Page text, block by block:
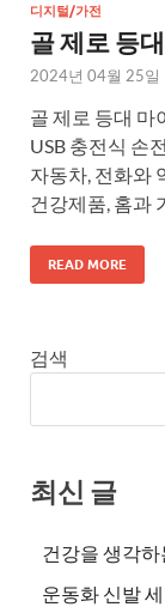
디지털/가전
골 제로 등
2024년 04월 25일
골 제로 등대 마
USB 충전식 손
자동차, 전화와
건강제품, 홈과
READ MORE
검색
최신 글
건강을 생각
운동화 신발